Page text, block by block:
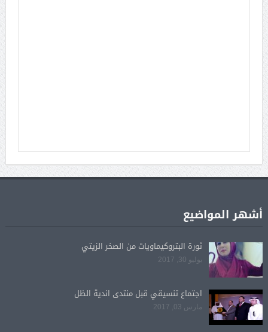
أشهر المواضيع
ثورة البتروكيماويات من الصخر الزيتي
يوليو 30, 2017
اجتماع تنسيقي قبل منتدى اندية الظل
مارس 03, 2017